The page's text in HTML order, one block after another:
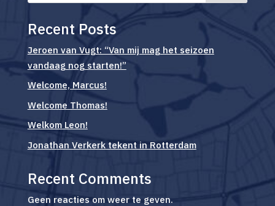
Recent Posts
Jeroen van Vugt: “Van mij mag het seizoen
vandaag nog starten!”
Welcome, Marcus!
Welcome Thomas!
Welkom Leon!
Jonathan Verkerk tekent in Rotterdam
Recent Comments
Geen reacties om weer te geven.